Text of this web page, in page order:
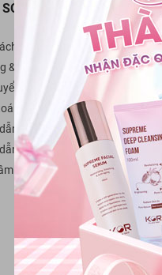
KHÁCH HÀNG
bảo hành
& Hoàn tiền
bán hàng
mua hàng
trợ giúp